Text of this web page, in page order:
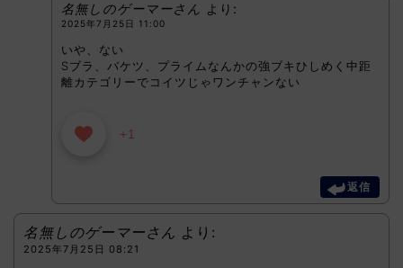
名無しのゲーマーさん より:
2025年7月25日 11:00
いや、ない
Sブラ、バケツ、プライムなんかの強ブキひしめく中距
離カテゴリーでコイツじゃワンチャンない
+1
返信
名無しのゲーマーさん より:
2025年7月25日 08:21